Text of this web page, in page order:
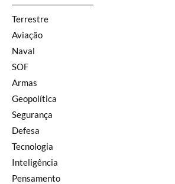
Terrestre
Aviação
Naval
SOF
Armas
Geopolítica
Segurança
Defesa
Tecnologia
Inteligência
Pensamento